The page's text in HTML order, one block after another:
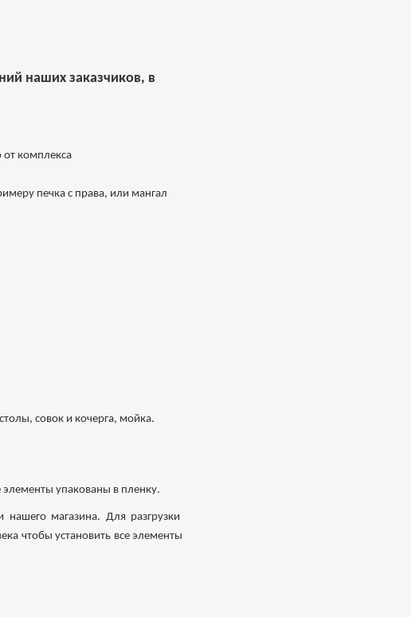
наших заказчиков, в
от комплекса
печка с права, или мангал
совок и кочерга, мойка.
элементы упакованы в пленку.
нашего магазина. Для разгрузки
чтобы установить все элементы